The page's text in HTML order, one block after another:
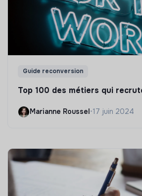
Guide reconversion
Top 100 des métiers qui
Marianne Roussel•17 juin 2024